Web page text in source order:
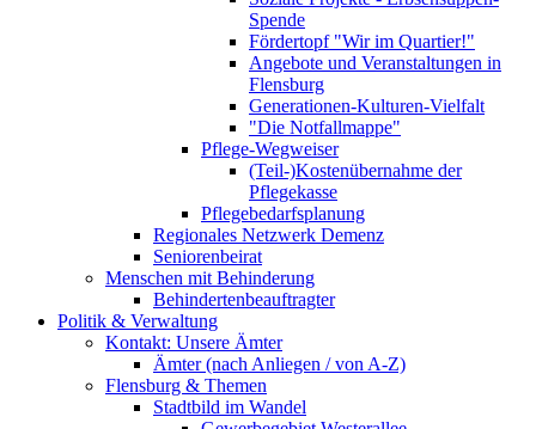
Spende
Fördertopf "Wir im Quartier!"
Angebote und Veranstaltungen in
Flensburg
Generationen-Kulturen-Vielfalt
"Die Notfallmappe"
Pflege-Wegweiser
(Teil-)Kostenübernahme der
Pflegekasse
Pflegebedarfsplanung
Regionales Netzwerk Demenz
Seniorenbeirat
Menschen mit Behinderung
Behindertenbeauftragter
Politik & Verwaltung
Kontakt: Unsere Ämter
Ämter (nach Anliegen / von A-Z)
Flensburg & Themen
Stadtbild im Wandel